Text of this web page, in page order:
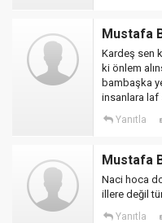
Mustafa
Kardeş sen
ki önlem
bambaşka
insanlara laf
Yanıtla
Mustafa
Naci hoca
illere değil
Yanıtla